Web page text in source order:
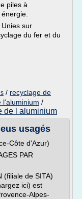
piles à
Unies sur
du fer et du
/ recyclage de
l'aluminium /
de l aluminium
usagés
Côte d'Azur)
PAR
(filiale de SITA)
ici) est
Alpes-